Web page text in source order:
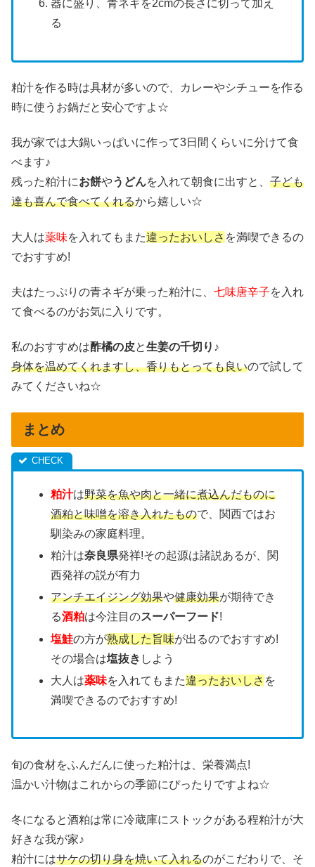
器に盛り、青ネギを2cmの長さに切って加え
る
粕汁を作る時は具材が多いので、カレーやシチューを作る
時に使うお鍋だと安心ですよ☆
我が家では大鍋いっぱいに作って3日間くらいに分けて食
べます♪
残った粕汁にお餅やうどんを入れて朝食に出すと、 子ども
達も喜んで食べてくれるから嬉しい☆
大人は薬味を入れてもまた違ったおいしさ を満喫できるの
でおすすめ!
夫はたっぷりの青ネギが乗った粕汁に、 七味唐辛子を入れ
て食べるのがお気に入りです。
私のおすすめは酢橘の皮と生姜の千切り ♪
身体を温めてくれますし、香りもとっても良いので試して
みてくださいね☆
まとめ
粕汁は野菜を魚や肉と一緒に煮込んだものに
酒粕と味噌を溶き入れたもので、関西ではお
馴染みの家庭料理。
粕汁は奈良県発祥!その起源は諸説あるが、関
西発祥の説が有力
アンチエイジング効果や健康効果が期待でき
る酒粕は今注目のスーパーフード!
塩鮭の方が熟成した旨味が出るのでおすすめ!
その場合は塩抜き しよう
大人は薬味を入れてもまた違ったおいしさ を
満喫できるのでおすすめ!
旬の食材をふんだんに使った粕汁は、栄養満点!
温かい汁物はこれからの季節にぴったりですよね☆
冬になると酒粕は常に冷蔵庫にストックがある程粕汁が大
好きな我が家♪
粕汁にはサケの切り身を焼いて入れるのがこだわりで、そ